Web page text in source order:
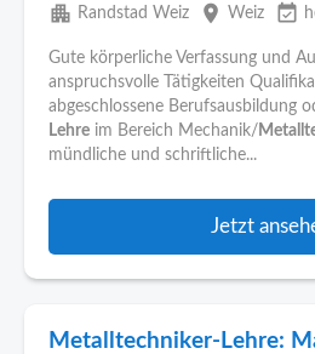
apartment Randstad Weiz place Weiz event_available
Gute körperliche Verfassung und
anspruchsvolle Tätigkeiten
abgeschlossene Berufsausbildung
Lehre im Bereich Mechanik/
mündliche und schriftliche...
Jetzt
Metalltechniker-Lehre: